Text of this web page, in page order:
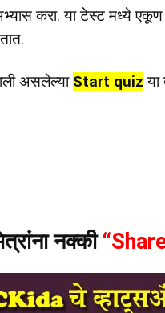
करा. या टेस्ट मध्ये एकूण
असलेल्या Start quiz या
नक्की